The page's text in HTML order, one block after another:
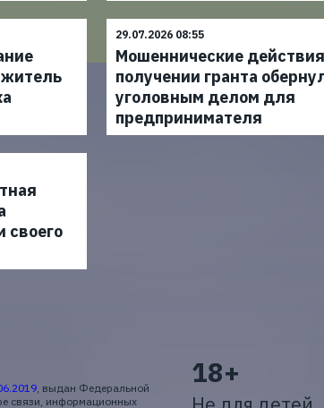
29.07.2026 08:55
Мошеннические
получении гранта
уголовным делом для
предпринимателя
своего
, выдан Федеральной
связи, информационных
18+